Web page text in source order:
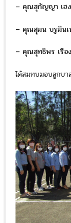
– คุณสุกัญญา เฮง
– คุณสุมน บรูมินเ
– คุณสุทธิพร เรือ
ได้สมทบมอบลูกบา